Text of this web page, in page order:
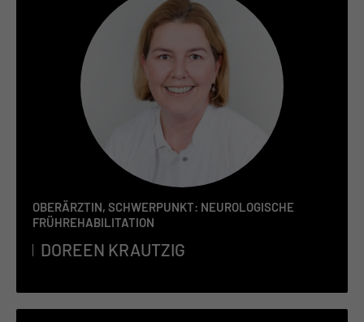
OBERÄRZTIN, SCHWERPUNKT: NEUROLOGISCHE
FRÜHREHABILITATION
DO­REEN KRAUT­ZIG